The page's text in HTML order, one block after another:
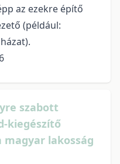
az ezekre építő
(például:
szabott
kiegészítő
magyar lakosság